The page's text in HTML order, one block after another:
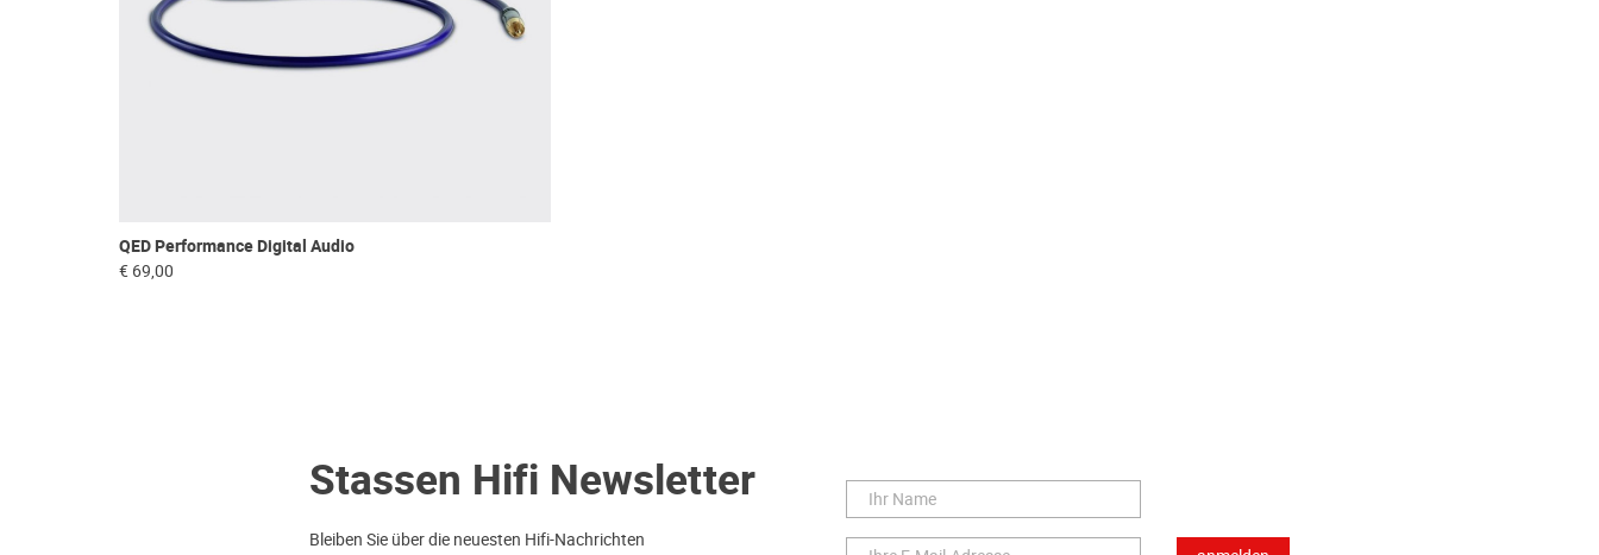
QED Performance Digital Audio
€ 69,00
Stassen Hifi Newsletter
Bleiben Sie über die neuesten Hifi-Nachrichten